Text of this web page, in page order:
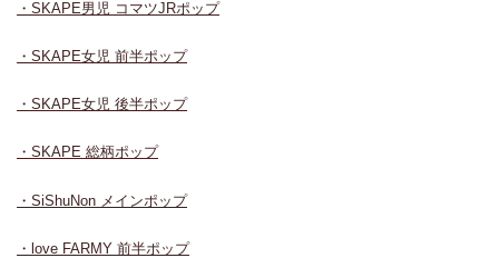
・SKAPE男児 コマツJRポップ
・SKAPE女児 前半ポップ
・SKAPE女児 後半ポップ
・SKAPE 総柄ポップ
・SiShuNon メインポップ
・love FARMY 前半ポップ